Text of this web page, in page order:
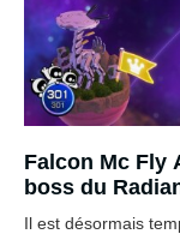
Falcon Mc Fly
boss du
Il est désormais